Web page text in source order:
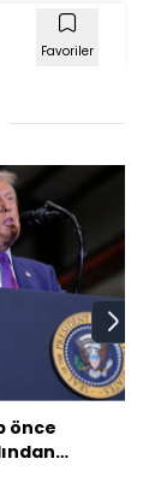
Favoriler
önce